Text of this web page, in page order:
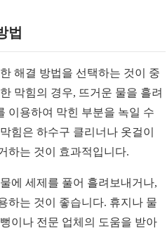
법
해결 방법을 선택하는 것이 중
막힘의 경우, 뜨거운 물을 흘려
이용하여 막힌 부분을 녹일 수
힘은 하수구 클리너나 옷걸이
하는 것이 효과적입니다.
에 세제를 풀어 흘려보내거나,
하는 것이 좋습니다. 휴지나 물
이나 전문 업체의 도움을 받아